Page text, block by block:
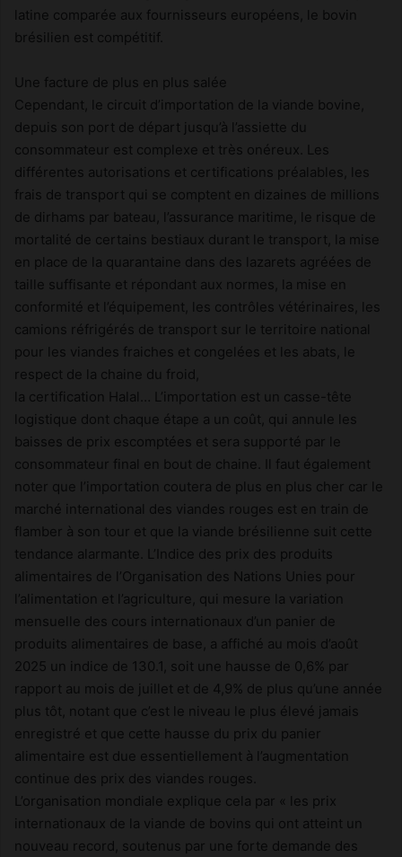
latine comparée aux fournisseurs européens, le bovin
brésilien est compétitif.
Une facture de plus en plus salée
Cependant, le circuit d’importation de la viande bovine,
depuis son port de départ jusqu’à l’assiette du
consommateur est complexe et très onéreux. Les
différentes autorisations et certifications préalables, les
frais de transport qui se comptent en dizaines de millions
de dirhams par bateau, l’assurance maritime, le risque de
mortalité de certains bestiaux durant le transport, la mise
en place de la quarantaine dans des lazarets agréées de
taille suffisante et répondant aux normes, la mise en
conformité et l’équipement, les contrôles vétérinaires, les
camions réfrigérés de transport sur le territoire national
pour les viandes fraiches et congelées et les abats, le
respect de la chaine du froid,
la certification Halal… L’importation est un casse-tête
logistique dont chaque étape a un coût, qui annule les
baisses de prix escomptées et sera supporté par le
consommateur final en bout de chaine. Il faut également
noter que l’importation coutera de plus en plus cher car le
marché international des viandes rouges est en train de
flamber à son tour et que la viande brésilienne suit cette
tendance alarmante. L’Indice des prix des produits
alimentaires de l’Organisation des Nations Unies pour
l’alimentation et l’agriculture, qui mesure la variation
mensuelle des cours internationaux d’un panier de
produits alimentaires de base, a affiché au mois d’août
2025 un indice de 130.1, soit une hausse de 0,6% par
rapport au mois de juillet et de 4,9% de plus qu’une année
plus tôt, notant que c’est le niveau le plus élevé jamais
enregistré et que cette hausse du prix du panier
alimentaire est due essentiellement à l’augmentation
continue des prix des viandes rouges.
L’organisation mondiale explique cela par « les prix
internationaux de la viande de bovins qui ont atteint un
nouveau record, soutenus par une forte demande des